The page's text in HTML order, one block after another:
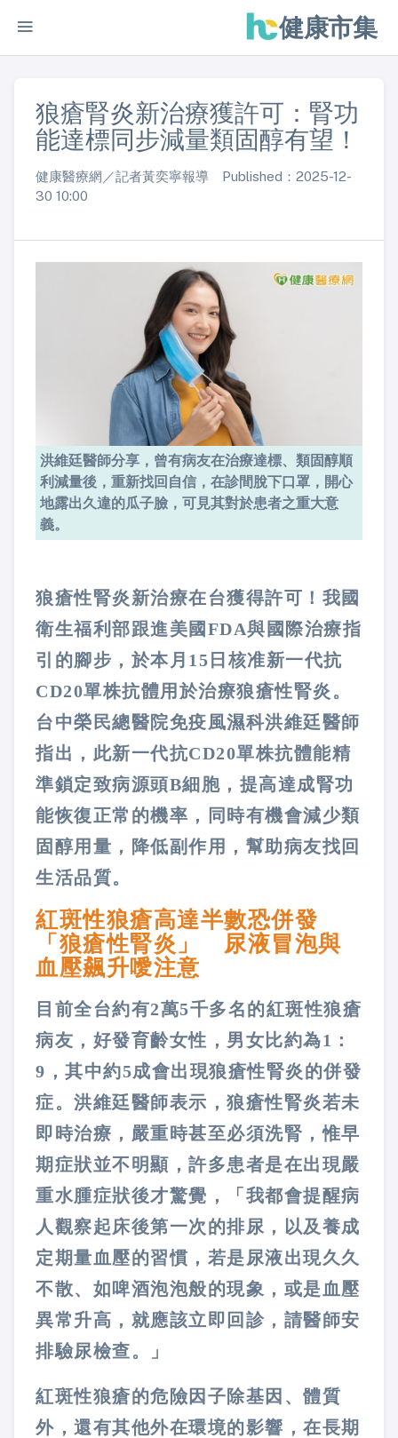
健康市集
狼瘡腎炎新治療獲許可：腎功
能達標同步減量類固醇有望！
健康醫療網／記者黃奕寧報導 Published：2025-12-
30 10:00
洪維廷醫師分享，曾有病友在治療達標、類固醇順
利減量後，重新找回自信，在診間脫下口罩，開心
地露出久違的瓜子臉，可見其對於患者之重大意
義。
狼瘡性腎炎新治療在台獲得許可！我國
衛生福利部跟進美國FDA與國際治療指
引的腳步，於本月15日核准新一代抗
CD20單株抗體用於治療狼瘡性腎炎。
台中榮民總醫院免疫風濕科洪維廷醫師
指出，此新一代抗CD20單株抗體能精
準鎖定致病源頭B細胞，提高達成腎功
能恢復正常的機率，同時有機會減少類
固醇用量，降低副作用，幫助病友找回
生活品質。
紅斑性狼瘡高達半數恐併發
「狼瘡性腎炎」 尿液冒泡與
血壓飆升噯注意
目前全台約有2萬5千多名的紅斑性狼瘡
病友，好發育齡女性，男女比約為1：
9，其中約5成會出現狼瘡性腎炎的併發
症。洪維廷醫師表示，狼瘡性腎炎若未
即時治療，嚴重時甚至必須洗腎，惟早
期症狀並不明顯，許多患者是在出現嚴
重水腫症狀後才驚覺，「我都會提醒病
人觀察起床後第一次的排尿，以及養成
定期量血壓的習慣，若是尿液出現久久
不散、如啤酒泡泡般的現象，或是血壓
異常升高，就應該立即回診，請醫師安
排驗尿檢查。」
紅斑性狼瘡的危險因子除基因、體質
外，還有其他外在環境的影響，在長期